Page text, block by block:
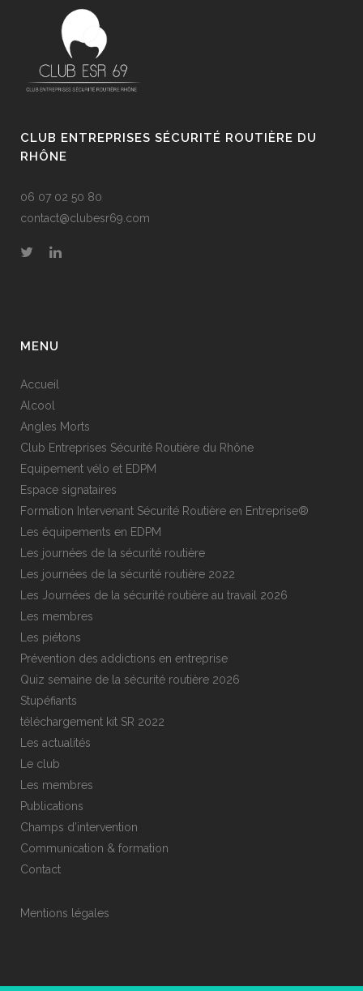
CLUB ENTREPRISES SÉCURITÉ ROUTIÈRE DU
RHÔNE
06 07 02 50 80
contact@clubesr69.com
MENU
Accueil
Alcool
Angles Morts
Club Entreprises Sécurité Routière du Rhône
Equipement vélo et EDPM
Espace signataires
Formation Intervenant Sécurité Routière en Entreprise®
Les équipements en EDPM
Les journées de la sécurité routière
Les journées de la sécurité routière 2022
Les Journées de la sécurité routière au travail 2026
Les membres
Les piétons
Prévention des addictions en entreprise
Quiz semaine de la sécurité routière 2026
Stupéfiants
téléchargement kit SR 2022
Les actualités
Le club
Les membres
Publications
Champs d’intervention
Communication & formation
Contact
Mentions légales